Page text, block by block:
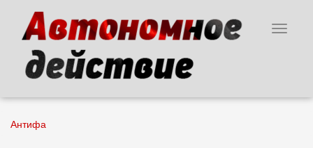
основному
содержанию
Toggle
Антифа